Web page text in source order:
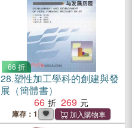
66 折
28.塑性加工學科的創建與發
展（簡體書）
66
269
庫存：1